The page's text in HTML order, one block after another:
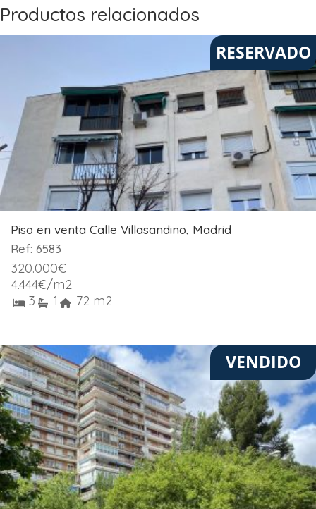
Productos relacionados
RESERVADO
Piso en venta Calle Villasandino, Madrid
Ref: 6583
320.000€
4.444€/m2
3
1 72 m2
VENDIDO